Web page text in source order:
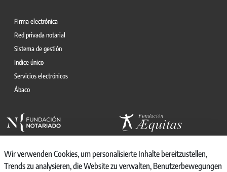
Firma electrónica
Red privada notarial
Sistema de gestión
Indice único
Servicios electrónicos
Ábaco
Wir verwenden Cookies, um personalisierte Inhalte bereitzustellen,
Trends zu analysieren, die Website zu verwalten, Benutzerbewegungen